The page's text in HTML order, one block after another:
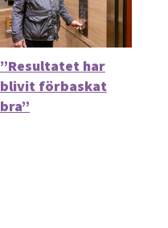
”Resultatet har
blivit förbaskat
bra”